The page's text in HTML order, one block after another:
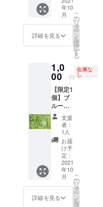
す。 ※
ピアス
に変更
可能
ります
ので強
い衝撃
により
ありま
す。 こ
特大ガ
ラス
玉！な
んと直
径2.5
㎝！！
宝石の
量20ct
上！！
らは特
大サイ
ズにな
込 ・
ガー
ネット
ピア
ス 1組
（2個）
のお手
紙 ◆製
品情
報 樹
脂ピア
スの台
座に接
着剤で
ルース
を接着
しまし
た。 ピ
アス素
材：
メッ
キ、中
国製
年10
月
詳細を見る
こ
の
リ
タ
ー
ン
を
選
択
す
る
1,0
00 円
在庫な
し
【限定1
個】ブ
ルート
パーズ
ピア
ス 1
組
1000
円 送
料・税
込 ・ブ
ルート
パーズ
ピア
ス 1組
支援
者：
1人
お届
け予
定：
2021
年10
月
詳細を見る
こ
の
リ
タ
ー
ン
を